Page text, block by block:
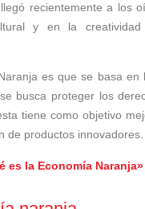
recientemente a los
y en la
es que se basa
busca proteger los
tiene como objetivo
de productos innovadores.
es la Economía Naranja»